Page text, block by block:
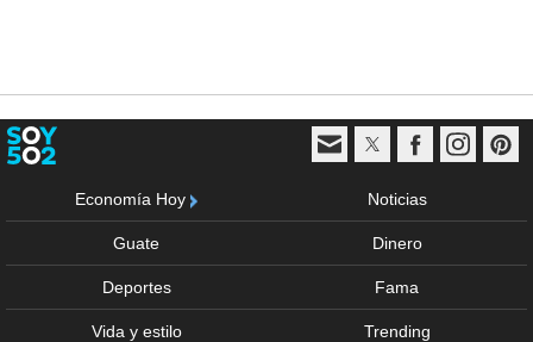
Economía Hoy Noticias
Guate Dinero
Deportes Fama
Vida y estilo Trending